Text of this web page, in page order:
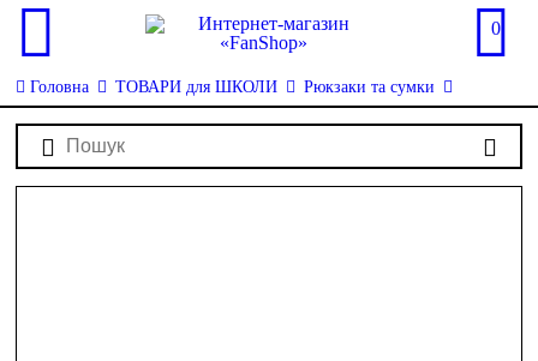
0
Головна ТОВАРИ для ШКОЛИ Рюкзаки та сумки